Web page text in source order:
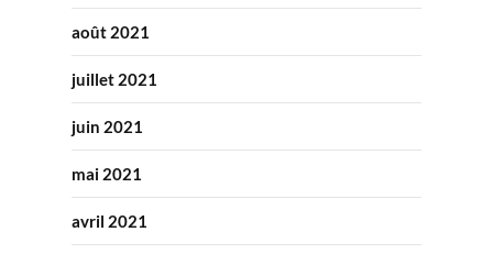
août 2021
juillet 2021
juin 2021
mai 2021
avril 2021